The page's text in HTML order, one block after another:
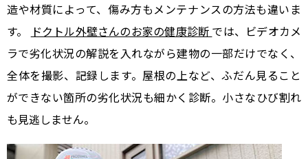
造や材質によって、傷み方もメンテナンスの方法も違いま
す。
ドクトル外壁さんのお家の健康診断 では、ビデオカメ
ラで劣化状況の解説を入れながら建物の一部だけでなく、
全体を撮影、記録します。屋根の上など、ふだん見ること
ができない箇所の劣化状況も細かく診断。小さなひび割れ
も見逃しません。